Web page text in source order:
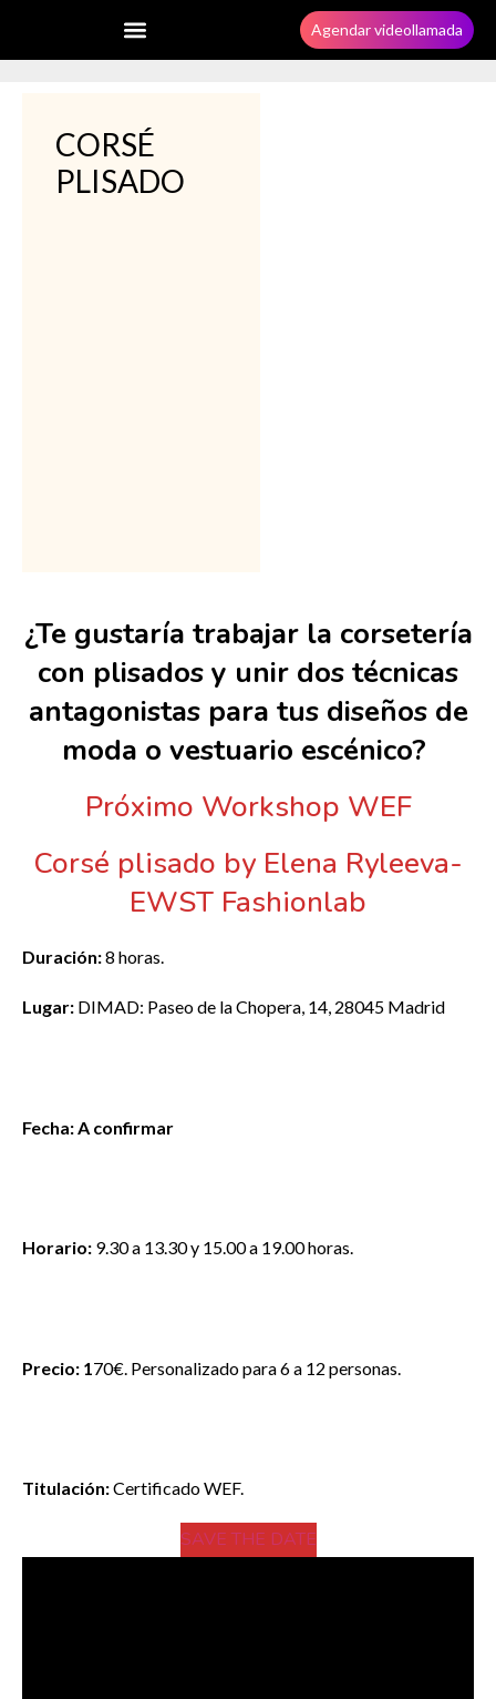
Agendar videollamada
CORSÉ
PLISADO
¿Te gustaría trabajar la corsetería
con plisados y unir dos técnicas
antagonistas para tus diseños de
moda o vestuario escénico?
Próximo Workshop WEF
Corsé plisado by Elena Ryleeva-
EWST Fashionlab
Duración:8 horas.
Lugar: DIMAD: Paseo de la Chopera, 14, 28045 Madrid
Fecha: A confirmar
Horario: 9.30 a 13.30 y 15.00 a 19.00 horas.
Precio: 1 70€. Personalizado para 6 a 12 personas.
Titulación:Certificado WEF.
SAVE THE DATE